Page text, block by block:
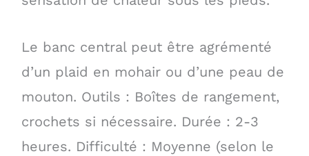
Le banc central peut être agrémenté
d’un plaid en mohair ou d’une peau de
mouton. Outils : Boîtes de rangement,
crochets si nécessaire. Durée : 2-3
heures. Difficulté : Moyenne (selon le